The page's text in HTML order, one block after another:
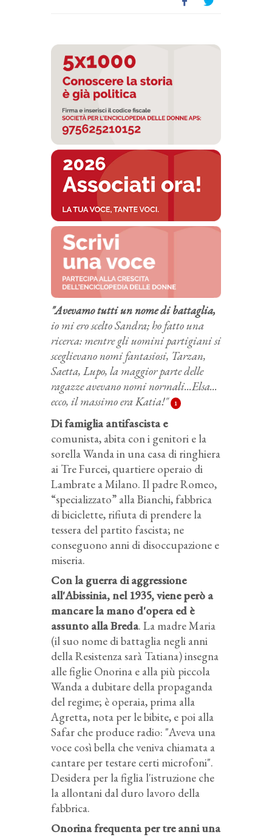
"Avevamo tutti un nome di battaglia,
io mi ero scelto Sandra; ho fatto una
ricerca: mentre gli uomini partigiani si
sceglievano nomi fantasiosi, Tarzan,
Saetta, Lupo, la maggior parte delle
ragazze avevano nomi normali...Elsa...
ecco, il massimo era Katia!"
1
Di famiglia antifascista e
comunista, abita con i genitori e la
sorella Wanda in una casa di ringhiera
ai Tre Furcei, quartiere operaio di
Lambrate a Milano. Il padre Romeo,
“specializzato” alla Bianchi, fabbrica
di biciclette, rifiuta di prendere la
tessera del partito fascista; ne
conseguono anni di disoccupazione e
miseria.
Con la guerra di aggressione
all'Abissinia, nel 1935, viene però a
mancare la mano d'opera ed è
assunto alla Breda. La madre Maria
(il suo nome di battaglia negli anni
della Resistenza sarà Tatiana) insegna
alle figlie Onorina e alla più piccola
Wanda a dubitare della propaganda
del regime; è operaia, prima alla
Agretta, nota per le bibite, e poi alla
Safar che produce radio: "Aveva una
voce così bella che veniva chiamata a
cantare per testare certi microfoni".
Desidera per la figlia l'istruzione che
la allontani dal duro lavoro della
fabbrica.
Onorina frequenta per tre anni una